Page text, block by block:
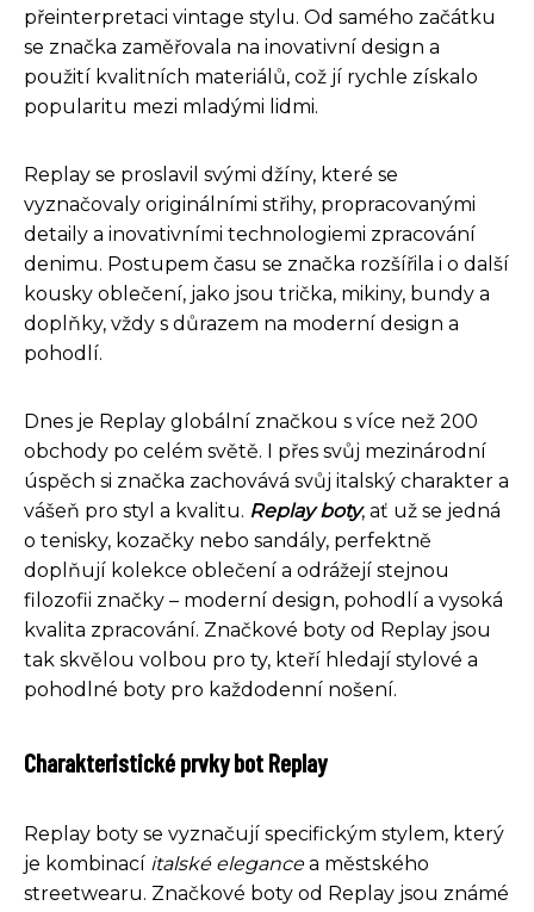
přeinterpretaci vintage stylu. Od samého začátku
se značka zaměřovala na inovativní design a
použití kvalitních materiálů, což jí rychle získalo
popularitu mezi mladými lidmi.
Replay se proslavil svými džíny, které se
vyznačovaly originálními střihy, propracovanými
detaily a inovativními technologiemi zpracování
denimu. Postupem času se značka rozšířila i o další
kousky oblečení, jako jsou trička, mikiny, bundy a
doplňky, vždy s důrazem na moderní design a
pohodlí.
Dnes je Replay globální značkou s více než 200
obchody po celém světě. I přes svůj mezinárodní
úspěch si značka zachovává svůj italský charakter a
vášeň pro styl a kvalitu. Replay boty, ať už se jedná
o tenisky, kozačky nebo sandály, perfektně
doplňují kolekce oblečení a odrážejí stejnou
filozofii značky – moderní design, pohodlí a vysoká
kvalita zpracování. Značkové boty od Replay jsou
tak skvělou volbou pro ty, kteří hledají stylové a
pohodlné boty pro každodenní nošení.
Charakteristické prvky bot Replay
Replay boty se vyznačují specifickým stylem, který
je kombinací italské elegancea městského
streetwearu. Značkové boty od Replay jsou známé